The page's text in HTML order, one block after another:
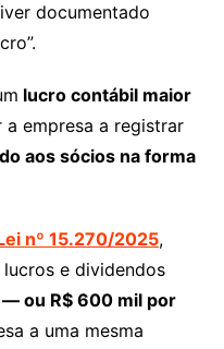
documentado
lucro contábil maior
empresa a registrar
aos sócios na forma
nº 15.270/2025,
lucros e dividendos
— ou R$ 600 mil por
a uma mesma